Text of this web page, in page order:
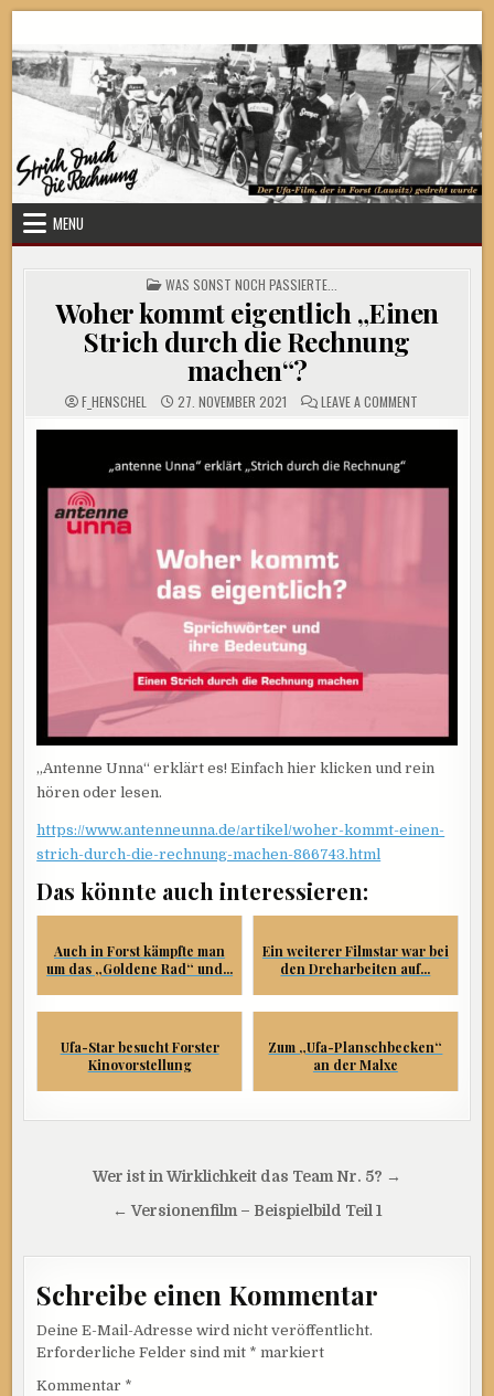
content
Strich durch die Rechnung
MENU
POSTED
IN
WAS SONST NOCH PASSIERTE...
Woher kommt eigentlich „Einen
Strich durch die Rechnung
machen“?
F_HENSCHEL 27. NOVEMBER 2021 LEAVE A COMMENT
KOMMT
DIE
„Antenne Unna“ erklärt es! Einfach hier klicken und rein
hören oder lesen.
https://www.antenneunna.de/artikel/woher-kommt-einen-
strich-durch-die-rechnung-machen-866743.html
Das könnte auch interessieren:
Auch in Forst kämpfte man
um das „Goldene Rad“ und...
Ein weiterer Filmstar war bei
den Dreharbeiten auf...
Ufa-Star besucht Forster
Kinovorstellung
Zum „Ufa-Planschbecken“
an der Malxe
Beitragsnavigation
Wer ist in Wirklichkeit das Team Nr. 5? →
← Versionenfilm – Beispielbild Teil 1
Schreibe einen Kommentar
Deine E-Mail-Adresse wird nicht veröffentlicht.
Erforderliche Felder sind mit * markiert
Kommentar *